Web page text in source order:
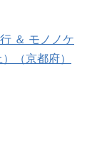
＆ モノノケ
（京都府）